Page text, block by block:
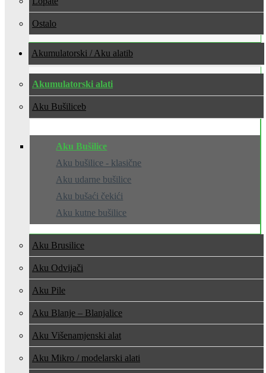
Ostalo
Akumulatorski / Aku alati
Akumulatorski alati
Aku Bušilice
Aku Bušilice
Aku bušilice - klasične
Aku udarne bušilice
Aku bušaći čekići
Aku kutne bušilice
Aku Brusilice
Aku Odvijači
Aku Pile
Aku Blanje – Blanjalice
Aku Višenamjenski alat
Aku Mikro / modelarski alati